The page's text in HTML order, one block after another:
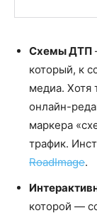
Схемы ДТП
который, к
медиа. Хотя
онлайн-
маркера
трафик.
RoadImage.
которой —